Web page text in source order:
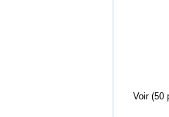
Voir (50